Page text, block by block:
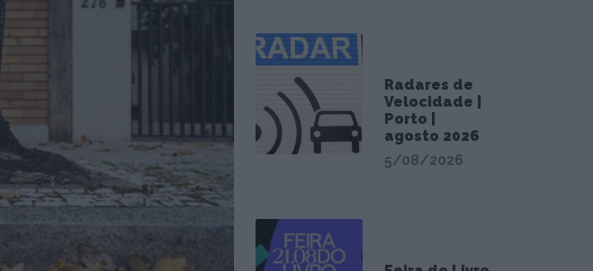
Radares de
Velocidade |
Porto |
agosto 2026
5/08/2026